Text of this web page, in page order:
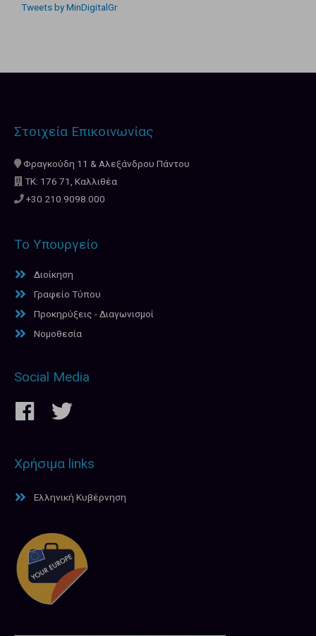
Tweets by MinDigitalGr
Στοιχεία Επικοινωνίας
Φραγκούδη 11 & Αλεξάνδρου Πάντου
ΤΚ: 176 71, Καλλιθέα
+30 210.9098.000
Το Υπουργείο
Διοίκηση
Γραφείο Τύπου
Προκηρύξεις - Διαγωνισμοί
Νομοθεσία
Social Media
Χρήσιμα links
Ελληνική Κυβέρνηση